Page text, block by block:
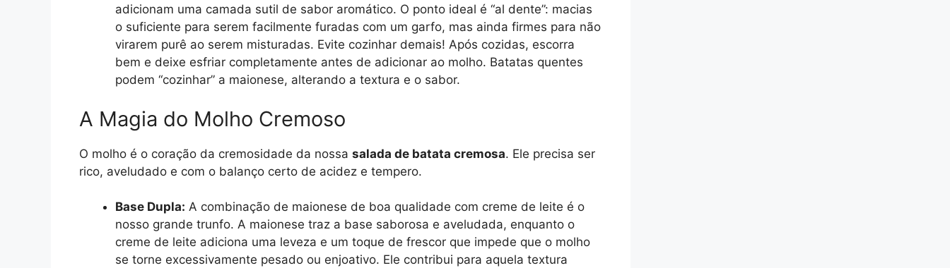
adicionam uma camada sutil de sabor aromático. O ponto ideal é “al dente”: macias
o suficiente para serem facilmente furadas com um garfo, mas ainda firmes para não
virarem purê ao serem misturadas. Evite cozinhar demais! Após cozidas, escorra
bem e deixe esfriar completamente antes de adicionar ao molho. Batatas quentes
podem “cozinhar” a maionese, alterando a textura e o sabor.
A Magia do Molho Cremoso
O molho é o coração da cremosidade da nossa salada de batata cremosa. Ele precisa ser
rico, aveludado e com o balanço certo de acidez e tempero.
Base Dupla: A combinação de maionese de boa qualidade com creme de leite é o
nosso grande trunfo. A maionese traz a base saborosa e aveludada, enquanto o
creme de leite adiciona uma leveza e um toque de frescor que impede que o molho
se torne excessivamente pesado ou enjoativo. Ele contribui para aquela textura